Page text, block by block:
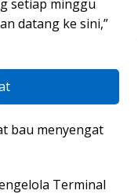
setiap minggu
datang ke sini,”
bau menyengat
Terminal